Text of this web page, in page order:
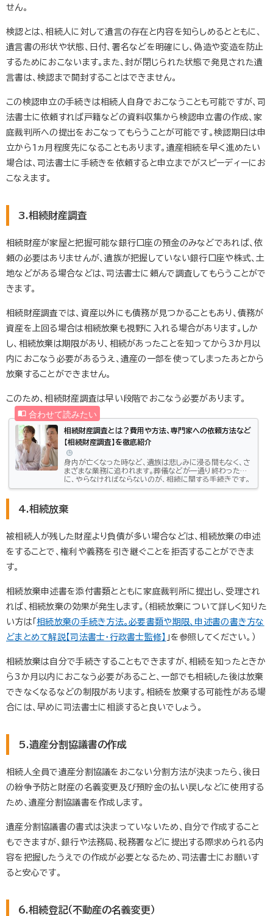
せん。
検認とは、相続人に対して遺言の存在と内容を知らしめるとともに、
遺言書の形状や状態、日付、署名などを明確にし、偽造や変造を防止
するためにおこないます。また、封が閉じられた状態で発見された遺
言書は、検認まで開封することはできません。
この検認申立の手続きは相続人自身でおこなうことも可能ですが、司
法書士に依頼すれば戸籍などの資料収集から検認申立書の作成、家
庭裁判所への提出をおこなってもらうことが可能です。検認期日は申
立から1ヵ月程度先になることもあります。遺産相続を早く進めたい
場合は、司法書士に手続きを依頼すると申立までがスピーディーにお
こなえます。
3.相続財産調査
相続財産が家屋と把握可能な銀行口座の預金のみなどであれば、依
頼の必要はありませんが、遺族が把握していない銀行口座や株式、土
地などがある場合などは、司法書士に頼んで調査してもらうことがで
きます。
相続財産調査では、資産以外にも債務が見つかることもあり、債務が
資産を上回る場合は相続放棄も視野に入れる場合があります。しか
し、相続放棄は期限があり、相続があったことを知ってから3か月以
内におこなう必要があるうえ、遺産の一部を使ってしまったあとから
放棄することができません。
このため、相続財産調査は早い段階でおこなう必要があります。
相続財産調査とは？費用や方法、専門家への依頼方法など
【相続財産調査】を徹底紹介
身内が亡くなった時など、遺族は悲しみに浸る間もなく、さ
まざまな業務に追われます。葬儀などが一通り終わった後
に、やらなければならないのが、相続に関する手続きです。
誰がどれだけ相続するのか、相続税はいくらになるのか計
がどれだけあるのか、きちんと把握しておくことが重要で
す。今回は、相続の際の肝となる相続財産調査について、相
から応用まで役立つ情報をご紹介します。相続財産の調査
とは相続財産調査とは、...
4.相続放棄
被相続人が残した財産より負債が多い場合などは、相続放棄の申述
をすることで、権利や義務を引き継ぐことを拒否することができま
す。
相続放棄申述書を添付書類とともに家庭裁判所に提出し、受理され
れば、相続放棄の効果が発生します。（相続放棄について詳しく知りた
い方は「相続放棄の手続き方法。必要書類や期限、申述書の書き方な
どまとめて解説【司法書士・行政書士監修】 」を参照してください。）
相続放棄は自分で手続きすることもできますが、相続を知ったときか
ら3か月以内におこなう必要があること、一部でも相続した後は放棄
できなくなるなどの制限があります。相続を放棄する可能性がある場
合には、早めに司法書士に相談すると良いでしょう。
5.遺産分割協議書の作成
相続人全員で遺産分割協議をおこない分割方法が決まったら、後日
の紛争予防と財産の名義変更及び預貯金の払い戻しなどに使用する
ため、遺産分割協議書を作成します。
遺産分割協議書の書式は決まっていないため、自分で作成すること
もできますが、銀行や法務局、税務署などに提出する際求められる内
容を把握したうえでの作成が必要となるため、司法書士にお願いす
ると安心です。
6.相続登記（不動産の名義変更）